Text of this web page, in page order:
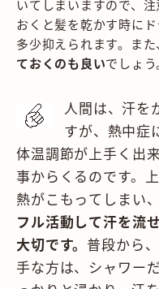
いてしまいますので、
おくと髪を乾かす時に
多少抑えられます。また
ておくのも良いでしょう
人間は、汗を
すが、熱中症
体温調節が上手く出
事からくるのです。
熱がこもってしまい
フル活動して汗を流
大切です。 普段から
手な方は、シャワー